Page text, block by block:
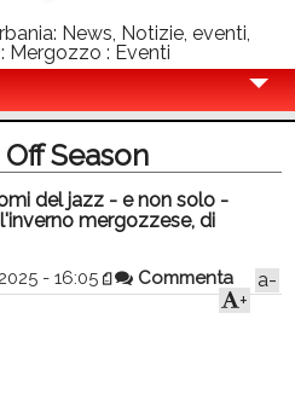
News, Notizie, eventi,
Mergozzo : Eventi
Season
del jazz - e non solo -
mergozzese, di
- 16:05 Commenta
a-
+